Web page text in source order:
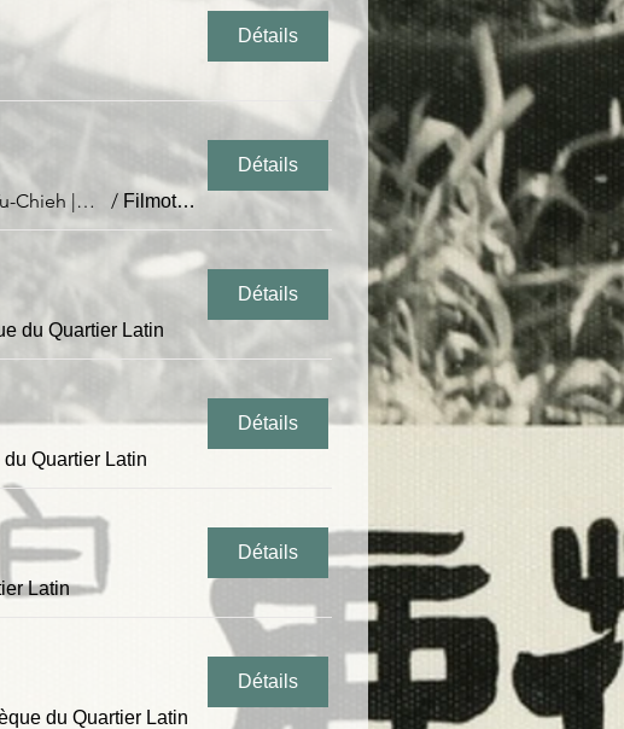
Détails
Summer, Dream | 石碇的夏天 & Unwritten Rules | 潛規則 / CHENG Yu-Chieh |鄭有傑
/ Filmothèque du Quartier Latin
Détails
du Quartier Latin
Détails
Quartier Latin
Détails
Latin
Détails
du Quartier Latin
Détails